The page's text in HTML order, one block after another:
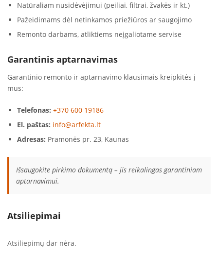
Natūraliam nusidėvėjimui (peiliai, filtrai, žvakės ir kt.)
Pažeidimams dėl netinkamos priežiūros ar saugojimo
Remonto darbams, atliktiems neįgaliotame servise
Garantinis aptarnavimas
Garantinio remonto ir aptarnavimo klausimais kreipkitės į
mus:
Telefonas: +370 600 19186
El. paštas: info@arfekta.lt
Adresas: Pramonės pr. 23, Kaunas
Išsaugokite pirkimo dokumentą – jis reikalingas garantiniam
aptarnavimui.
Atsiliepimai
Atsiliepimų dar nėra.